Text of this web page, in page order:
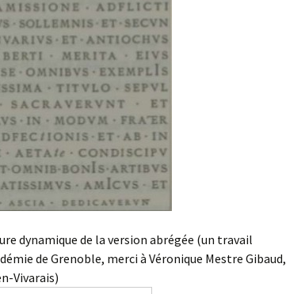
dynamique de la version abrégée (un travail
de Grenoble, merci à Véronique Mestre Gibaud,
Vivarais)